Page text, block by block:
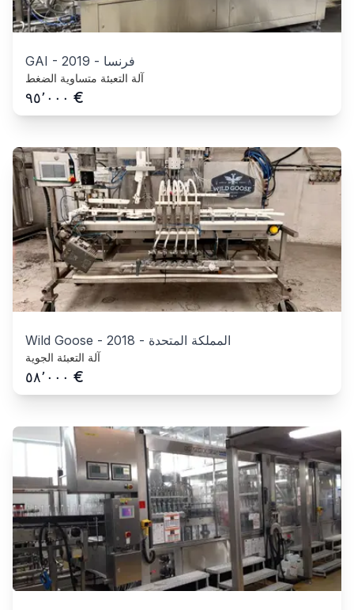
GAI - 2019 - فرنسا
آلة التعبئة متساوية الضغط
٩٥٬٠٠٠ €
Wild Goose - 2018 - المملكة المتحدة
آلة التعبئة الجوية
٥٨٬٠٠٠ €